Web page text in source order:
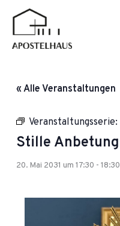
springen
« Alle Veranstaltungen
Veranstaltungsserie:
Stille Anbetung
20. Mai 2031 um 17:30 -18:30